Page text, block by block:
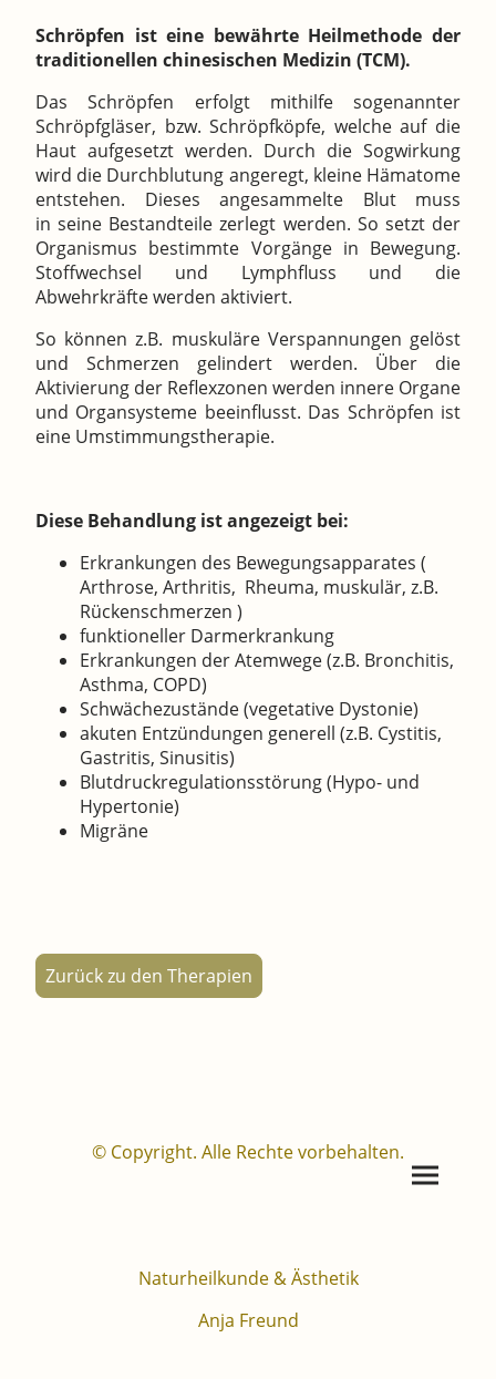
Schröpfen ist eine bewährte Heilmethode der
traditionellen chinesischen Medizin (TCM).
Das Schröpfen erfolgt mithilfe sogenannter
Schröpfgläser, bzw. Schröpfköpfe, welche auf die
Haut aufgesetzt werden. Durch die Sogwirkung
wird die Durchblutung angeregt, kleine Hämatome
entstehen. Dieses angesammelte Blut muss
in seine Bestandteile zerlegt werden. So setzt der
Organismus bestimmte Vorgänge in Bewegung.
Stoffwechsel und Lymphfluss und die
Abwehrkräfte werden aktiviert.
So können z.B. muskuläre Verspannungen gelöst
und Schmerzen gelindert werden. Über die
Aktivierung der Reflexzonen werden innere Organe
und Organsysteme beeinflusst. Das Schröpfen ist
eine Umstimmungstherapie.
Diese Behandlung ist angezeigt bei:
Erkrankungen des Bewegungsapparates (
Arthrose, Arthritis, Rheuma, muskulär, z.B.
Rückenschmerzen )
funktioneller Darmerkrankung
Erkrankungen der Atemwege (z.B. Bronchitis,
Asthma, COPD)
Schwächezustände (vegetative Dystonie)
akuten Entzündungen generell (z.B. Cystitis,
Gastritis, Sinusitis)
Blutdruckregulationsstörung (Hypo- und
Hypertonie)
Migräne
Zurück zu den Therapien
© Copyright. Alle Rechte vorbehalten.
Naturheilkunde & Ästhetik
Anja Freund